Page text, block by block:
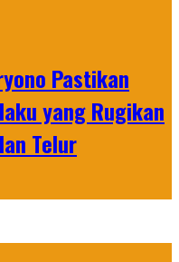
Pastikan
yang Rugikan
Telur